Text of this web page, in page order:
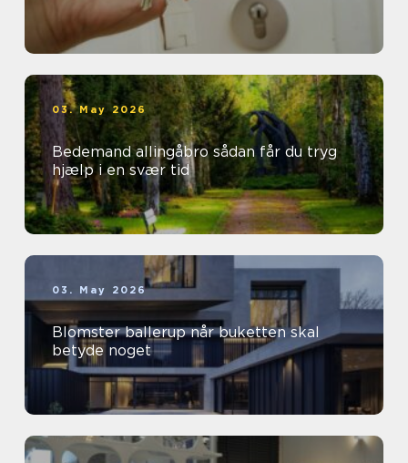
03. May 2026
Bedemand allingåbro sådan får du tryg
hjælp i en svær tid
03. May 2026
Blomster ballerup når buketten skal
betyde noget